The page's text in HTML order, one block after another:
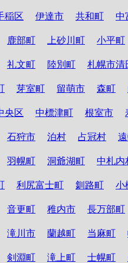
稲区 伊達市 共和町 中
鹿部町 上砂川町 小平町
礼文町 陸別町 札幌市清
芽室町 留萌市 森町
央区 中標津町 根室市
石狩市 泊村 占冠村
羽幌町 洞爺湖町 中札内
利尻富士町 釧路町 小
音更町 稚内市 長万部町
滝川市 蘭越町 当麻町
剣淵町 滝上町 士幌町